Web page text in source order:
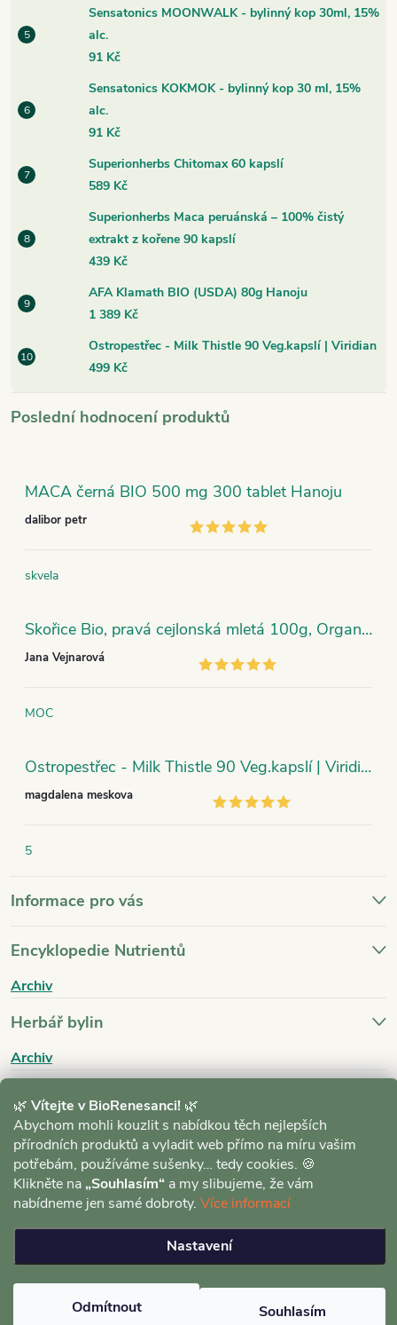
🌿 Vítejte v BioRenesanci! 🌿
Abychom mohli kouzlit s nabídkou těch nejlepších
přírodních produktů a vyladit web přímo na míru vašim
potřebám, používáme sušenky… tedy cookies. 🍪
Klikněte na „Souhlasím“ a my slibujeme, že vám
nabídneme jen samé dobroty. Více informací
Nastavení
Odmítnout Souhlasím
Sensatonics MOONWALK - bylinný kop 30ml, 15%
alc.
91 Kč
Sensatonics KOKMOK - bylinný kop 30 ml, 15%
alc.
91 Kč
Superionherbs Chitomax 60 kapslí
589 Kč
Superionherbs Maca peruánská – 100% čistý
extrakt z kořene 90 kapslí
439 Kč
AFA Klamath BIO (USDA) 80g Hanoju
1 389 Kč
Ostropestřec - Milk Thistle 90 Veg.kapslí | Viridian
499 Kč
Poslední hodnocení produktů
MACA černá BIO 500 mg 300 tablet Hanoju
dalibor petr
skvela
Skořice Bio, pravá cejlonská mletá 100g, Organic India
Jana Vejnarová
MOC
Ostropestřec - Milk Thistle 90 Veg.kapslí | Viridian
magdalena meskova
5
Informace pro vás
Encyklopedie Nutrientů
Archiv
Herbář bylin
Archiv
Blog
Archiv
BioRenesance.cz. Všechna práva vyhrazena.